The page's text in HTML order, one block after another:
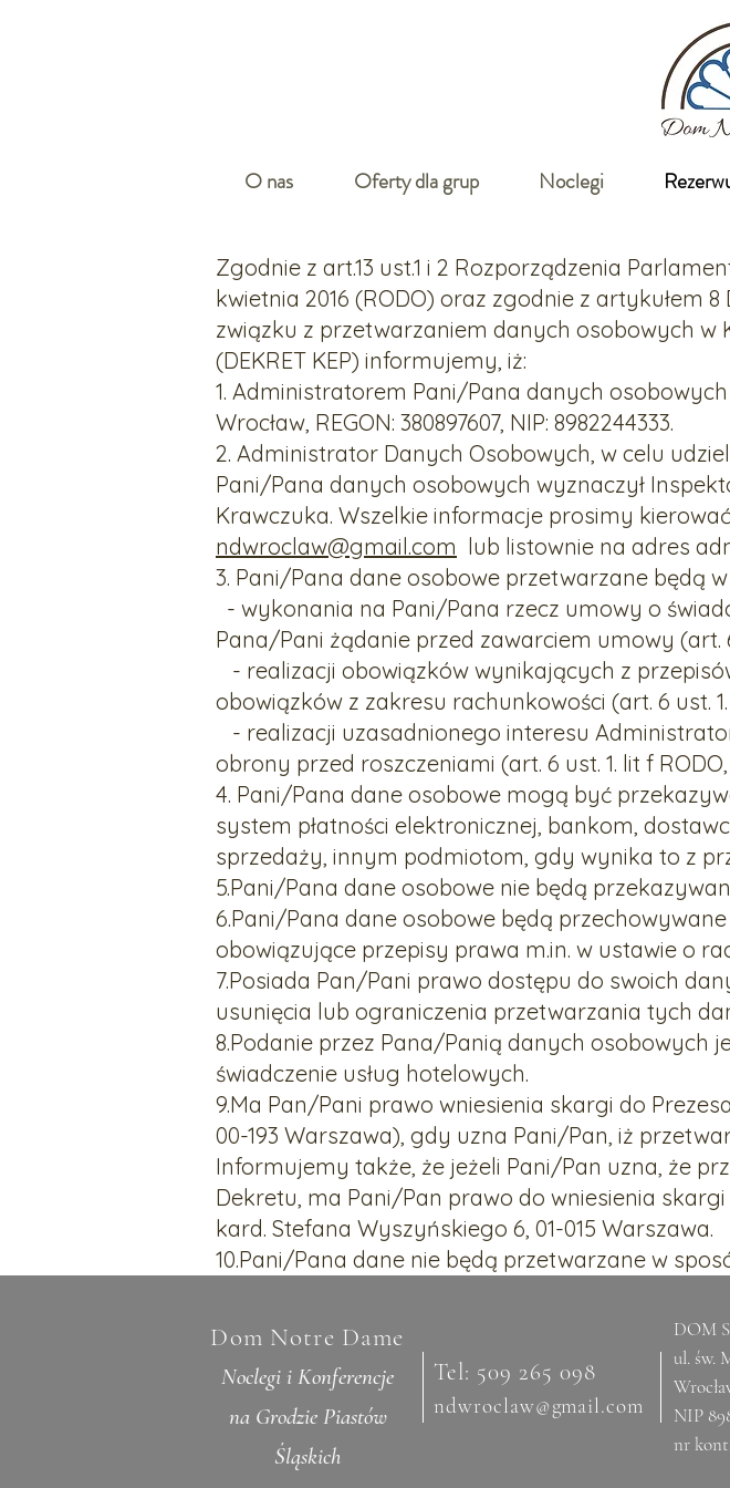
O nas Oferty dla grup Noclegi
Zgodnie z art.13 ust.1 i 2 Rozporządzenia
kwietnia 2016 (RODO) oraz zgodnie z artykułem
związku z przetwarzaniem danych osobowych w
(DEKRET KEP) informujemy, iż:
1. Administratorem Pani/Pana danych osobowych
Wrocław, REGON: 380897607, NIP: 8982244333.
2. Administrator Danych Osobowych, w celu
Pani/Pana danych osobowych wyznaczył
Krawczuka. Wszelkie informacje prosimy
ndwroclaw@gmail.com lub listownie na adres
3. Pani/Pana dane osobowe przetwarzane będą w
- wykonania na Pani/Pana rzecz umowy o
Pana/Pani żądanie przed zawarciem umowy (art.
- realizacji obowiązków wynikających z
obowiązków z zakresu rachunkowości (art. 6 ust.
- realizacji uzasadnionego interesu
obrony przed roszczeniami (art. 6 ust. 1. lit f
4. Pani/Pana dane osobowe mogą być
system płatności elektronicznej, bankom,
sprzedaży, innym podmiotom, gdy wynika to z
5.Pani/Pana dane osobowe nie będą
6.Pani/Pana dane osobowe będą
obowiązujące przepisy prawa m.in. w ustawie o
7.Posiada Pan/Pani prawo dostępu do swoich
usunięcia lub ograniczenia przetwarzania tych
8.Podanie przez Pana/Panią danych osobowych
świadczenie usług hotelowych.
9.Ma Pan/Pani prawo wniesienia skargi do
00-193 Warszawa), gdy uzna Pani/Pan, iż
Informujemy także, że jeżeli Pani/Pan uzna, że
Dekretu, ma Pani/Pan prawo do wniesienia
kard. Stefana Wyszyńskiego 6, 01-015 Warszawa.
10.Pani/Pana dane nie będą przetwarzane w
Dom Notre Dame
Noclegi i Konferencje
na Grodzie Piastów
Śląskich
Tel: 509 265 098
ndwroclaw@gmail.com
DOM
ul. św.
NIP
nr